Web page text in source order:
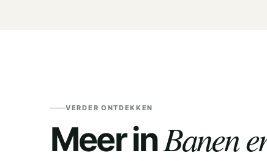
VERDER ONTDEKKEN
Meer inBanen